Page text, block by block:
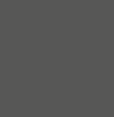
para determinação de
bens nas ações de
de bens agora
de perigo de dano
útil do processo. Além
prévia do réu, que pode ser
possa frustrar a